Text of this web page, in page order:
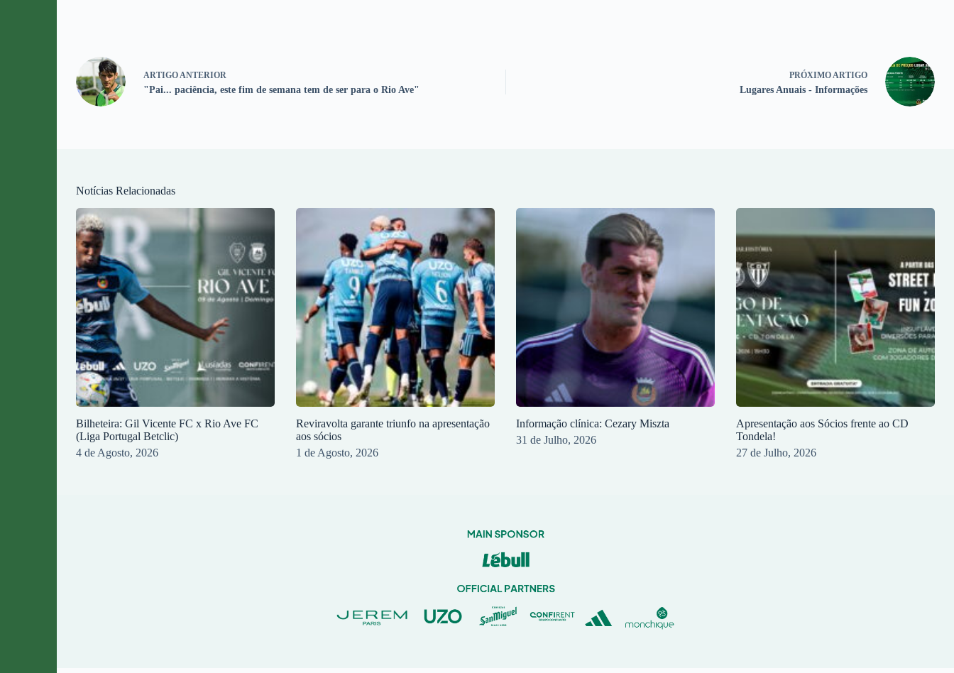
ARTIGO ANTERIOR
"Pai... paciência, este fim de semana tem de ser para o Rio Ave"
PRÓXIMO ARTIGO
Lugares Anuais - Informações
Notícias Relacionadas
Bilheteira: Gil Vicente FC x Rio Ave FC
(Liga Portugal Betclic)
4 de Agosto, 2026
Reviravolta garante triunfo na apresentação
aos sócios
1 de Agosto, 2026
Informação clínica: Cezary Miszta
31 de Julho, 2026
Apresentação aos Sócios frente ao CD
Tondela!
27 de Julho, 2026